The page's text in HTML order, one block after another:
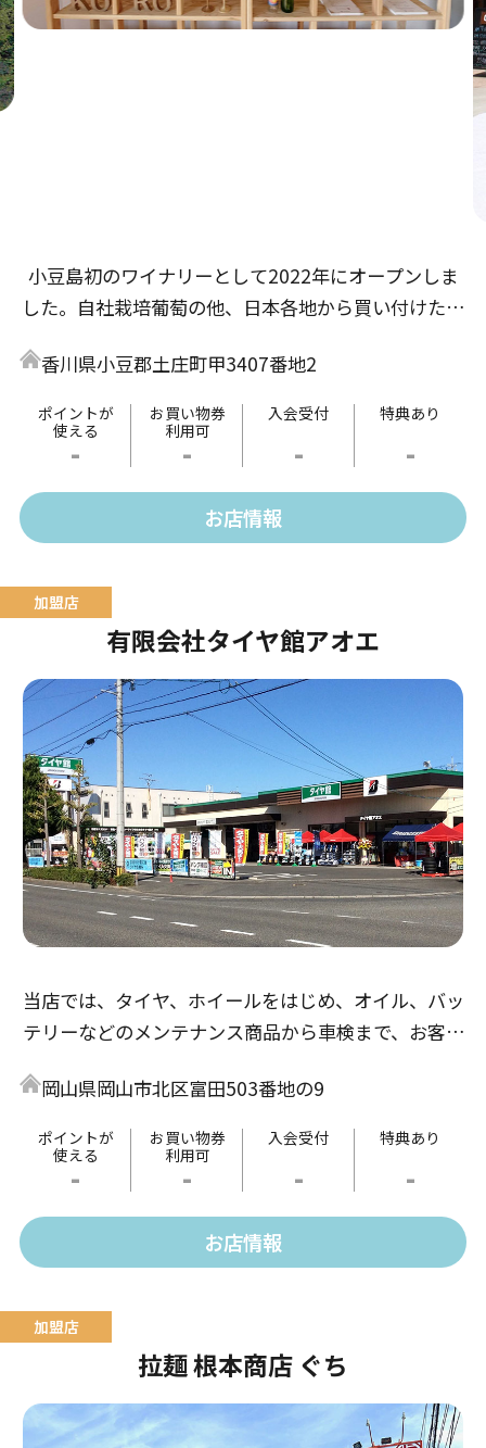
小豆島初のワイナリーとして2022年にオープンしま
した。自社栽培葡萄の他、日本各地から買い付けた葡
ているような、飲み心地の良いワインたちを是非ご賞
味ください。ワイナリーは小豆島土庄港より車で10分
の場所に位置します。ご来島の際はぜひ遊びにいらし
てください。瀬戸内海を一望する丘の上でお待ちして
おります。
香川県小豆郡土庄町甲3407番地2
ポイントが
使える
-
お買い物券
利用可
-
入会受付
-
特典あり
-
お店情報
有限会社タイヤ館アオエ
当店では、タイヤ、ホイールをはじめ、オイル、バッ
テリーなどのメンテナンス商品から車検まで、お客様
岡山県岡山市北区富田503番地の9
ポイントが
使える
-
お買い物券
利用可
-
入会受付
-
特典あり
-
お店情報
拉麺 根本商店 ぐち